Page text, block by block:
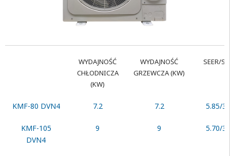
WYDAJNOŚĆ
CHŁODNICZA
(KW)
WYDAJNOŚĆ
GRZEWCZA (KW)
SEER/
KMF-80 DVN4 7.2 7.2 5.85/
KMF-105
DVN4
9 9 5.70/